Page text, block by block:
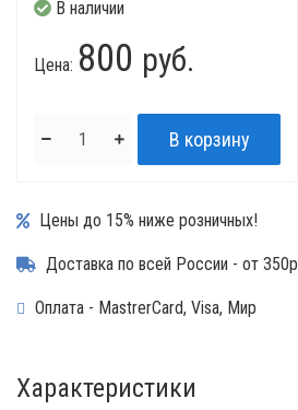
В наличии
Цена: 800 руб.
Цены до 15% ниже розничных!
Доставка по всей России - от 350р
Оплата - MastrerCard, Visa, Мир
Характеристики